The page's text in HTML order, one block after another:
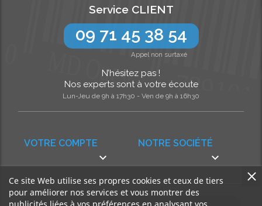
NOTRE SOCIÉTÉ

VOTRE COMPTE

Service CLIENT
09 71 45 38 54
Appel non surtaxé
N’hésitez pas !
Nos experts sont à votre écoute
Lun-Jeu de 9h à 17h30 - Ven de 9h à 16h30
Ce site Web utilise ses propres cookies et ceux de tiers
pour améliorer nos services et vous montrer des